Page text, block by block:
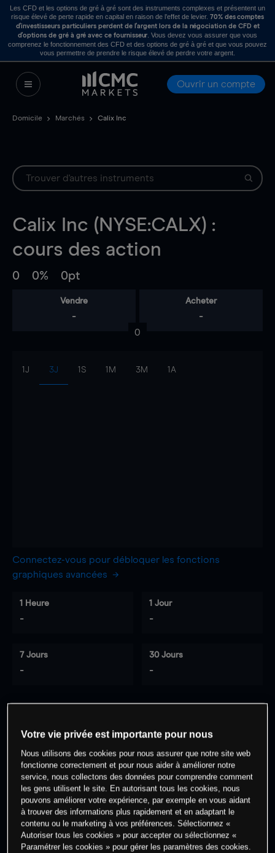
Les CFD et les options de gré à gré sont des instruments complexes et présentent un
risque élevé de perte rapide en capital en raison de l’effet de levier. 70% des comptes
d’investisseurs particuliers perdent de l’argent lors de la négociation de CFD et
d’options de gré à gré avec ce fournisseur . Vous devez vous assurer que vous
comprenez le fonctionnement des CFD et des options de gré à gré et que vous pouvez
vous permettre de prendre le risque élevé de perdre votre argent.
Ouvrir un compte
Domicile Marchés Calix Inc
Calix Inc (NYSE:CALX) :
cours des action
0 0% 0pt
Vendre
-
Acheter
-
0
1J 3J 1S 1M 3M 1A
Connectez-vous pour débloquer les fonctions
graphiques avancées
1 Heure
-
1 Jour
-
7 Jours
-
30 Jours
-
cet actif
Commencez à trader
Votre vie privée est importante pour nous
Nous utilisons des cookies pour nous assurer que notre site web
fonctionne correctement et pour nous aider à améliorer notre
service, nous collectons des données pour comprendre comment
les gens utilisent le site. En autorisant tous les cookies, nous
pouvons améliorer votre expérience, par exemple en vous aidant
à trouver des informations plus rapidement et en adaptant le
contenu ou le marketing à vos préférences. Sélectionnez «
Autoriser tous les cookies » pour accepter ou sélectionnez «
Paramétrer les cookies » pour gérer les paramètres des cookies.